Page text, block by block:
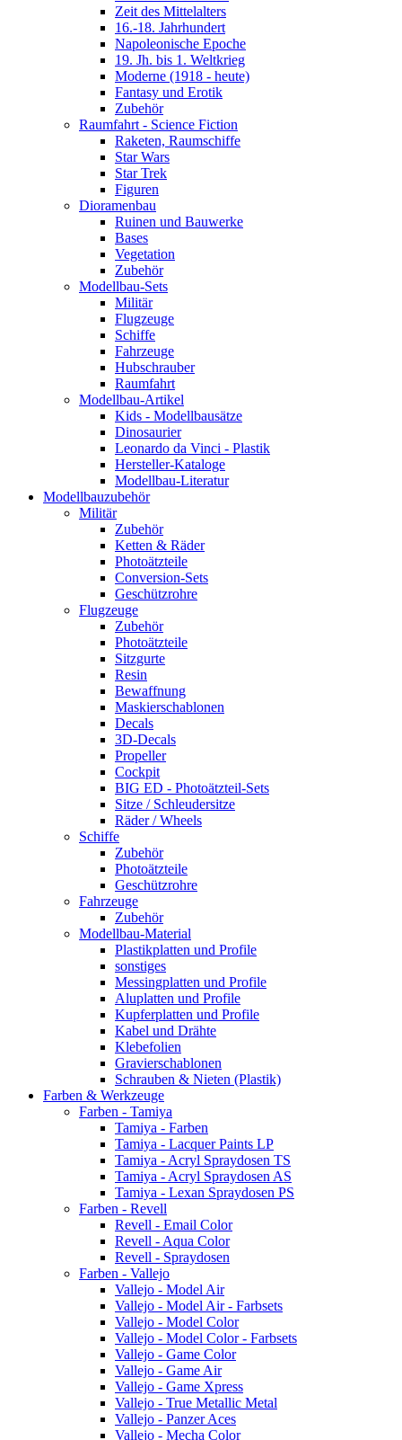
Zeit des Mittelalters
16.-18. Jahrhundert
Napoleonische Epoche
19. Jh. bis 1. Weltkrieg
Moderne (1918 - heute)
Fantasy und Erotik
Zubehör
Raumfahrt - Science Fiction
Raketen, Raumschiffe
Star Wars
Star Trek
Figuren
Dioramenbau
Ruinen und Bauwerke
Bases
Vegetation
Zubehör
Modellbau-Sets
Militär
Flugzeuge
Schiffe
Fahrzeuge
Hubschrauber
Raumfahrt
Modellbau-Artikel
Kids - Modellbausätze
Dinosaurier
Leonardo da Vinci - Plastik
Hersteller-Kataloge
Modellbau-Literatur
Modellbauzubehör
Militär
Zubehör
Ketten & Räder
Photoätzteile
Conversion-Sets
Geschützrohre
Flugzeuge
Zubehör
Photoätzteile
Sitzgurte
Resin
Bewaffnung
Maskierschablonen
Decals
3D-Decals
Propeller
Cockpit
BIG ED - Photoätzteil-Sets
Sitze / Schleudersitze
Räder / Wheels
Schiffe
Zubehör
Photoätzteile
Geschützrohre
Fahrzeuge
Zubehör
Modellbau-Material
Plastikplatten und Profile
sonstiges
Messingplatten und Profile
Aluplatten und Profile
Kupferplatten und Profile
Kabel und Drähte
Klebefolien
Gravierschablonen
Schrauben & Nieten (Plastik)
Farben & Werkzeuge
Farben - Tamiya
Tamiya - Farben
Tamiya - Lacquer Paints LP
Tamiya - Acryl Spraydosen TS
Tamiya - Acryl Spraydosen AS
Tamiya - Lexan Spraydosen PS
Farben - Revell
Revell - Email Color
Revell - Aqua Color
Revell - Spraydosen
Farben - Vallejo
Vallejo - Model Air
Vallejo - Model Air - Farbsets
Vallejo - Model Color
Vallejo - Model Color - Farbsets
Vallejo - Game Color
Vallejo - Game Air
Vallejo - Game Xpress
Vallejo - True Metallic Metal
Vallejo - Panzer Aces
Vallejo - Mecha Color